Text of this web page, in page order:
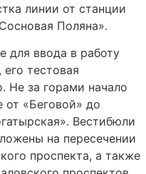
линии от станции
Поляна».
для ввода в работу
тестовая
Не за горами начало
от «Беговой» до
Вестибюли
на пересечении
проспекта, а также